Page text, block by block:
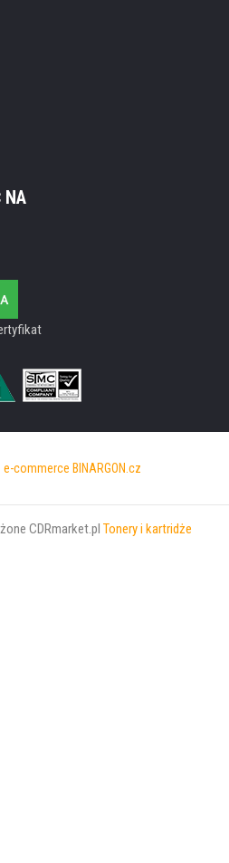
NA
e-commerce BINARGON.cz
CDRmarket.pl Tonery i kartridże